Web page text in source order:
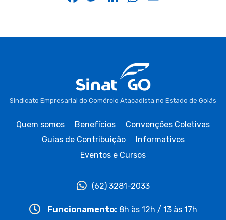
Sindicato Empresarial do Comércio Atacadista no Estado de Goiás
Quem somos Benefícios
Convenções Coletivas
Guias de Contribuição
Informativos
Eventos e Cursos
(62) 3281-2033
Funcionamento: 8h às 12h / 13 às 17h